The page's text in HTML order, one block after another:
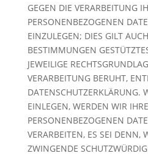
GEGEN DIE VERARBEITUNG
PERSONENBEZOGENEN
EINZULEGEN; DIES GILT
BESTIMMUNGEN
JEWEILIGE
VERARBEITUNG BERUHT,
DATENSCHUTZERKLÄRUNG.
EINLEGEN, WERDEN WIR
PERSONENBEZOGENEN
VERARBEITEN, ES SEI DENN,
ZWINGENDE